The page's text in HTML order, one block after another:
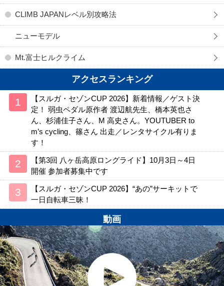
CLIMB JAPANレベル別攻略法
ニューモデル
Mt.富士ヒルクライム
アクセスランキング
【スルガ・セゾンCUP 2026】新着情報／ゲスト決
定！ 弱虫ペダル原作者 渡辺航先生、橋本英也さ
ん、杉浦佳子さん、M 高史さん。YOUTUBER to
m’s cycling、篠さん 出走／レンタサイクル有りま
す！
【第3回 八ヶ岳高原ロングライド】10月3日～4日
開催 参加者募集中です
【スルガ・セゾンCUP 2026】“あの”サーキットで
一日自転車三昧！
動画